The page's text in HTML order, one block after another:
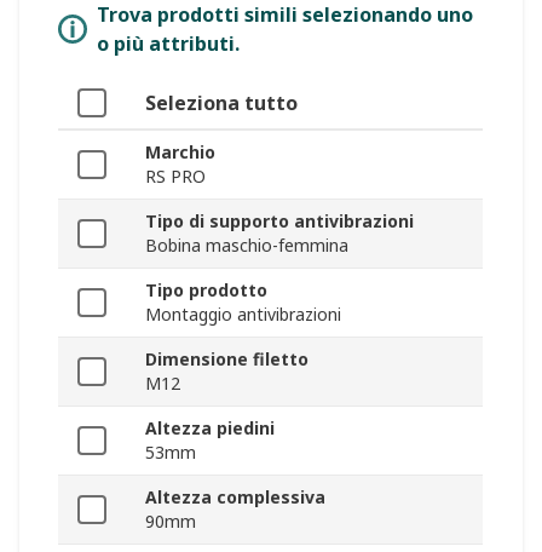
Trova prodotti simili selezionando uno
o più attributi.
Seleziona tutto
Marchio
RS PRO
Tipo di supporto antivibrazioni
Bobina maschio-femmina
Tipo prodotto
Montaggio antivibrazioni
Dimensione filetto
M12
Altezza piedini
53mm
Altezza complessiva
90mm